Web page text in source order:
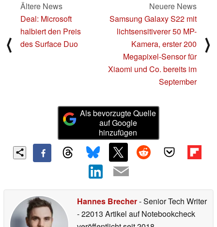
⟨
Ältere News
Deal: Microsoft
halbiert den Preis
des Surface Duo
Neuere News
Samsung Galaxy S22 mit
lichtsensitiverer 50 MP-
Kamera, erster 200
Megapixel-Sensor für
Xiaomi und Co. bereits im
September
⟩
Als bevorzugte Quelle
auf Google
hinzufügen
Hannes Brecher- Senior Tech Writer
- 22013 Artikel auf Notebookcheck